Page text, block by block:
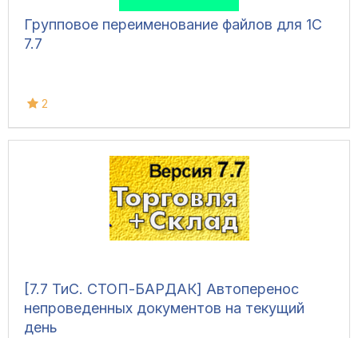
Групповое переименование файлов для 1С
7.7
2
[7.7 ТиС. СТОП-БАРДАК] Автоперенос
непроведенных документов на текущий
день